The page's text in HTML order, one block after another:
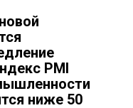
PMI
ниже 50